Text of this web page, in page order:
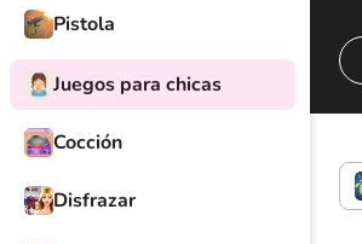
Pistola
Juegos para chicas
Cocción
Disfrazar